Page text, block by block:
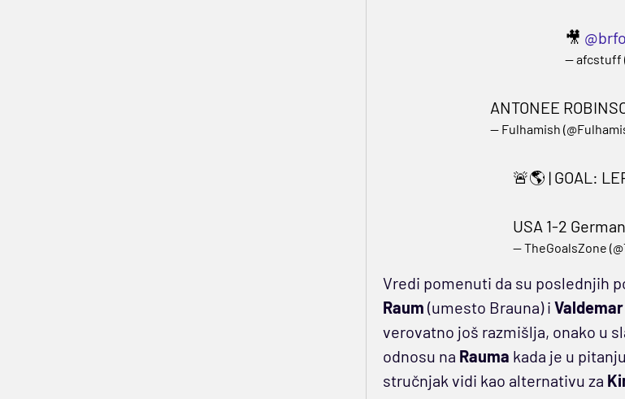
🎥
— afcstuff
ANTONEE
— Fulhamish
🚨🌎 | GOAL:
USA 1-2
— TheGoalsZone
Vredi pomenuti da su poslednjih
Raum (umesto Brauna) i
verovatno još razmišlja, onako u
odnosu na Rauma kada je u
stručnjak vidi kao alternativu za